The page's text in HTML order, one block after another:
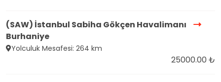
(SAW) İstanbul Sabiha Gökçen Havalimanı
Burhaniye
Yolculuk Mesafesi: 264 km
25000.00 ₺